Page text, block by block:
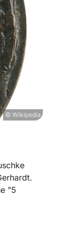
© Wikipedia
"5